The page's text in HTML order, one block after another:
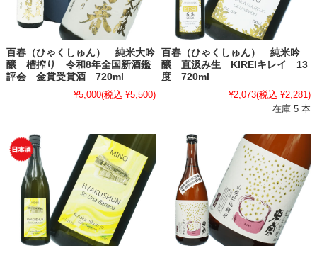
百春（ひゃくしゅん） 純米大吟
醸 槽搾り 令和8年全国新酒鑑
評会 金賞受賞酒 720ml
¥5,000(税込 ¥5,500)
百春（ひゃくしゅん） 純米吟
醸 直汲み生 KIREIキレイ 13
度 720ml
¥2,073(税込 ¥2,281)
在庫 5 本